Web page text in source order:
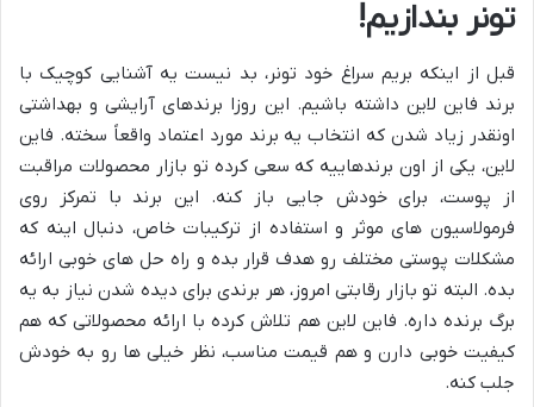
تونر بندازیم!
قبل از اینکه بریم سراغ خود تونر، بد نیست یه آشنایی کوچیک با
برند فاین لاین داشته باشیم. این روزا برندهای آرایشی و بهداشتی
اونقدر زیاد شدن که انتخاب یه برند مورد اعتماد واقعاً سخته. فاین
لاین، یکی از اون برندهاییه که سعی کرده تو بازار محصولات مراقبت
از پوست، برای خودش جایی باز کنه. این برند با تمرکز روی
فرمولاسیون های موثر و استفاده از ترکیبات خاص، دنبال اینه که
مشکلات پوستی مختلف رو هدف قرار بده و راه حل های خوبی ارائه
بده. البته تو بازار رقابتی امروز، هر برندی برای دیده شدن نیاز به یه
برگ برنده داره. فاین لاین هم تلاش کرده با ارائه محصولاتی که هم
کیفیت خوبی دارن و هم قیمت مناسب، نظر خیلی ها رو به خودش
جلب کنه.